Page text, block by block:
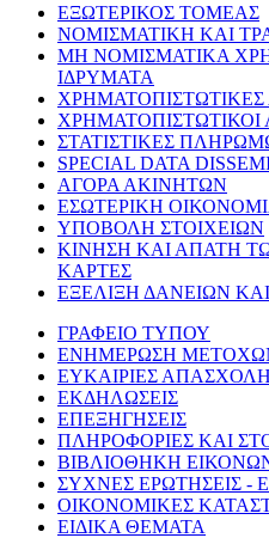
ΕΞΩΤΕΡΙΚΟΣ ΤΟΜΕΑΣ
ΝΟΜΙΣΜΑΤΙΚΗ ΚΑΙ
ΜΗ ΝΟΜΙΣΜΑΤΙΚΑ
ΙΔΡΥΜΑΤΑ
ΧΡΗΜΑΤΟΠΙΣΤΩΤΙΚΕΣ
ΧΡΗΜΑΤΟΠΙΣΤΩΤΙΚΟΙ
ΣΤΑΤΙΣΤΙΚΕΣ
SPECIAL DATA
ΑΓΟΡΑ ΑΚΙΝΗΤΩΝ
ΕΣΩΤΕΡΙΚΗ
ΥΠΟΒΟΛΗ ΣΤΟΙΧΕΙΩΝ
ΚΙΝΗΣΗ ΚΑΙ ΑΠΑΤΗ
ΚΑΡΤΕΣ
ΕΞΕΛΙΞΗ ΔΑΝΕΙΩΝ
ΓΡΑΦΕΙΟ ΤΥΠΟΥ
ΕΝΗΜΕΡΩΣΗ
ΕΥΚΑΙΡΙΕΣ
ΕΚΔΗΛΩΣΕΙΣ
ΕΠΕΞΗΓΗΣΕΙΣ
ΠΛΗΡΟΦΟΡΙΕΣ ΚΑΙ
ΒΙΒΛΙΟΘΗΚΗ
ΣΥΧΝΕΣ ΕΡΩΤΗΣΕΙΣ -
ΟΙΚΟΝΟΜΙΚΕΣ
ΕΙΔΙΚΑ ΘΕΜΑΤΑ